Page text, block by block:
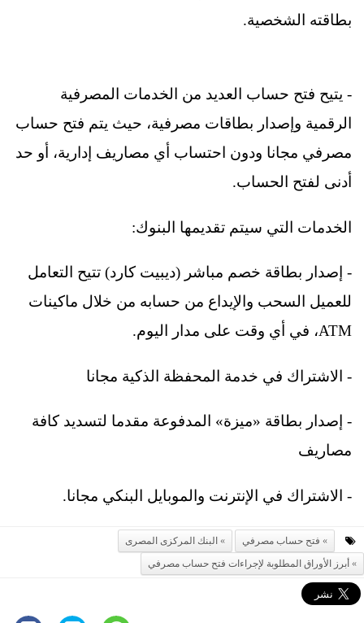
بطاقته الشخصية.
- يتيح فتح حساب العديد من الخدمات المصرفية
الرقمية وإصدار بطاقات مصرفية، حيث يتم فتح حساب
مصرفي مجانا ودون احتساب أي مصاريف إدارية، أو حد
أدنى لفتح الحساب.
الخدمات التي سيتم تقديمها البنوك:
- إصدار بطاقة خصم مباشر (ديبيت كارد) تتيح التعامل
للعميل السحب والإيداع من حسابه من خلال ماكينات
ATM، في أي وقت على مدار اليوم.
- الاشتراك في خدمة المحفظة الذكية مجانا
- إصدار بطاقة «ميزة» المدفوعة مقدما لتسديد كافة
مصاريف
- الاشتراك في الإنترنت والموبايل البنكي مجانا.
فتح حساب مصرفي
البنك المركزى المصرى
أبرز الأوراق المطلوبة لإجراءات فتح حساب مصرفي